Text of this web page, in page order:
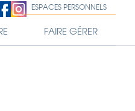
ESPACES PERSONNELS
FAIRE GÉRER